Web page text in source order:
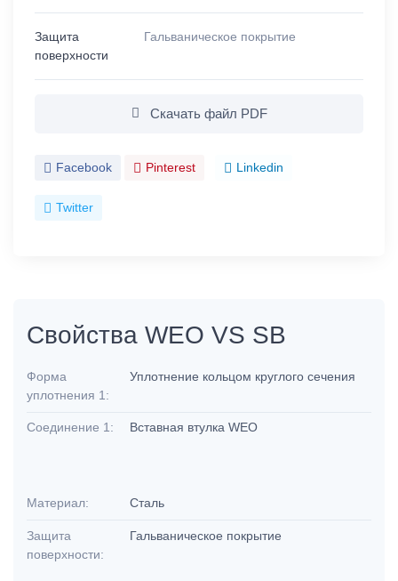
Защита
поверхности
Гальваническое покрытие
Скачать файл PDF
Facebook Pinterest Linkedin
Twitter
Свойства WEO VS SB
Форма
уплотнения 1:
Уплотнение кольцом круглого сечения
Соединение 1: Вставная втулка WEO
Материал: Сталь
Защита
поверхности:
Гальваническое покрытие